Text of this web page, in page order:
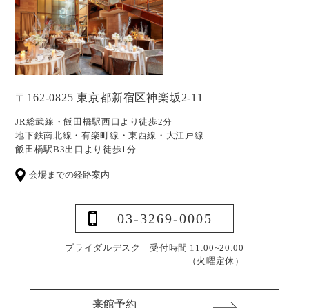
〒162-0825 東京都新宿区神楽坂2-11
JR総武線・飯田橋駅西口より徒歩2分
地下鉄南北線・有楽町線・東西線・大江戸線
飯田橋駅B3出口より徒歩1分
会場までの経路案内
03-3269-0005
ブライダルデスク 受付時間 11:00~20:00
（火曜定休）
来館予約